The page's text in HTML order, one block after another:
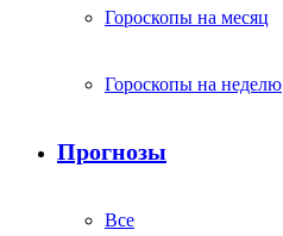
Гороскопы на месяц
Гороскопы на неделю
Прогнозы
Все